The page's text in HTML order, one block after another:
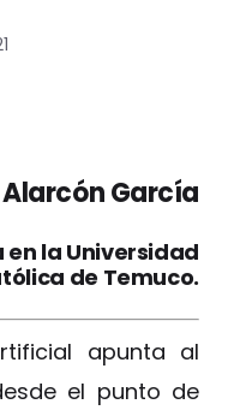
García
la Universidad
de Temuco.
apunta al
el punto de